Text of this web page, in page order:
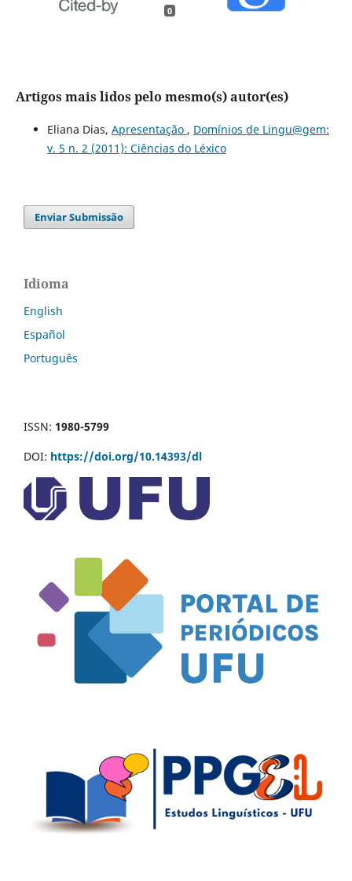
0
Artigos mais lidos pelo mesmo(s) autor(es)
Eliana Dias, Apresentação , Domínios de Lingu@gem:
v. 5 n. 2 (2011): Ciências do Léxico
Enviar Submissão
Idioma
English
Español
Português
ISSN: 1980-5799
DOI: https://doi.org/10.14393/dl